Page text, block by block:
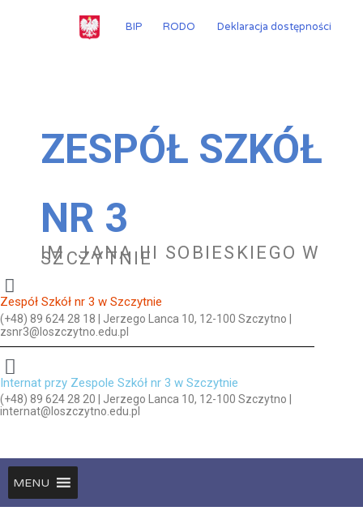
BIP RODO Deklaracja dostępności
ZESPÓŁ SZKÓŁ
NR 3
IM. JANA III SOBIESKIEGO W
SZCZYTNIE
Zespół Szkół nr 3 w Szczytnie
(+48) 89 624 28 18 | Jerzego Lanca 10, 12-100 Szczytno |
zsnr3@loszczytno.edu.pl
Internat przy Zespole Szkół nr 3 w Szczytnie
(+48) 89 624 28 20 | Jerzego Lanca 10, 12-100 Szczytno |
internat@loszczytno.edu.pl
MENU